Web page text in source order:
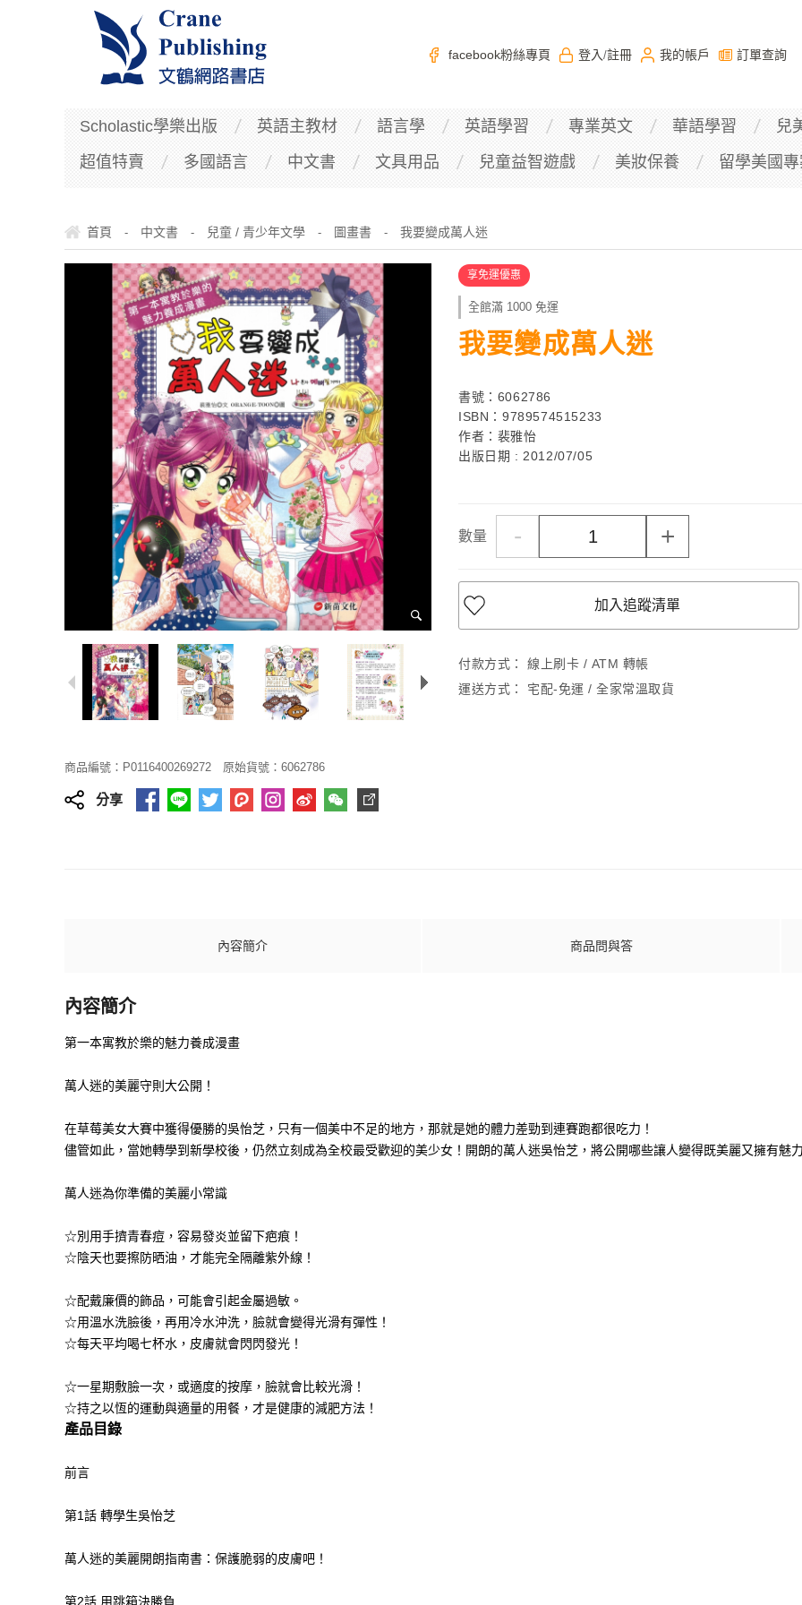
facebook粉絲專頁 登入 /註冊 我的帳戶 訂單查詢
Scholastic學樂出版 英語主教材 語言學 英語學習 專業英文 華語學習 兒
超值特賣
多國語言 中文書 文具用品 兒童益智遊戲 美妝保養 留學美國專
首頁 - 中文書 - 兒童 / 青少年文學 - 圖畫書 - 我要變成萬人迷
商品編號：P0116400269272 原始貨號：6062786
分享
享免運優惠
全館滿 1000 免運
我要變成萬人迷
書號：6062786
ISBN：9789574515233
作者：裴雅怡
出版日期 : 2012/07/05
數量 - +
加入追蹤清單
付款方式：
線上刷卡 / ATM 轉帳
運送方式：
宅配-免運 / 全家常溫取貨
內容簡介 商品問與答
內容簡介
第一本寓教於樂的魅力養成漫畫
萬人迷的美麗守則大公開！
在草莓美女大賽中獲得優勝的吳怡芝，只有一個美中不足的地方，那就是她的體力差勁到連賽跑都很吃力！
儘管如此，當她轉學到新學校後，仍然立刻成為全校最受歡迎的美少女！開朗的萬人迷吳怡芝，將公開哪些讓人變得既美麗又擁有魅
萬人迷為你準備的美麗小常識
☆別用手擠青春痘，容易發炎並留下疤痕！
☆陰天也要擦防晒油，才能完全隔離紫外線！
☆配戴廉價的飾品，可能會引起金屬過敏。
☆用溫水洗臉後，再用冷水沖洗，臉就會變得光滑有彈性！
☆每天平均喝七杯水，皮膚就會閃閃發光！
☆一星期敷臉一次，或適度的按摩，臉就會比較光滑！
☆持之以恆的運動與適量的用餐，才是健康的減肥方法！
產品目錄
前言
第1話 轉學生吳怡芝
萬人迷的美麗開朗指南書：保護脆弱的皮膚吧！
第2話 用跳箱決勝負